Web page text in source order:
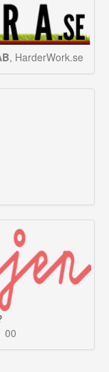
, HarderWork.se
00